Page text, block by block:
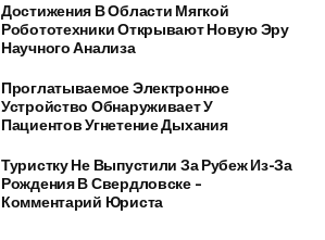
Достижения В Области Мягкой
Робототехники Открывают Новую Эру
Научного Анализа
Проглатываемое Электронное
Устройство Обнаруживает У
Пациентов Угнетение Дыхания
Туристку Не Выпустили За Рубеж Из-За
Рождения В Свердловске –
Комментарий Юриста